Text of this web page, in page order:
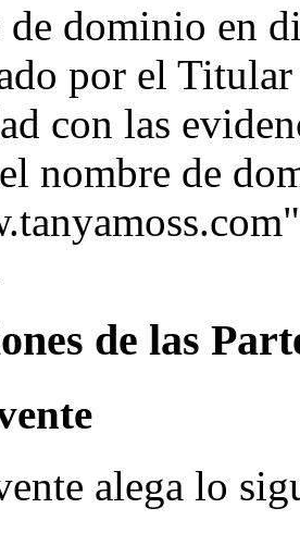
dominio en
por el
con las
nombre de
de las
alega lo